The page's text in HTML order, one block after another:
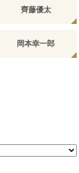
齊藤優太
岡本幸一郎